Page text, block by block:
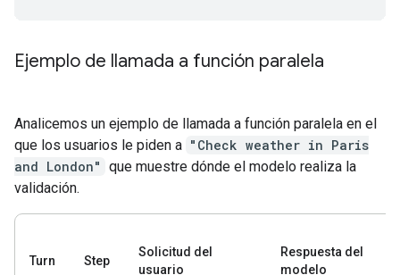
Ejemplo de llamada a función paralela
Analicemos un ejemplo de llamada a función paralela en el
que los usuarios le piden a "Check weather in Paris
and London" que muestre dónde el modelo realiza la
validación.
Turn Step
Solicitud del
usuario
Respuesta del
modelo